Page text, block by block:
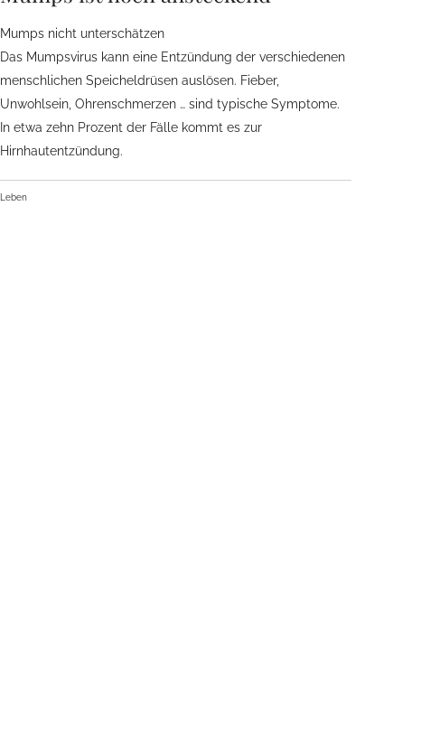
Mumps nicht unterschätzen
Das Mumpsvirus kann eine Entzündung der verschiedenen
menschlichen Speicheldrüsen auslösen. Fieber,
Unwohlsein, Ohrenschmerzen … sind typische Symptome.
In etwa zehn Prozent der Fälle kommt es zur
Hirnhautentzündung.
Leben